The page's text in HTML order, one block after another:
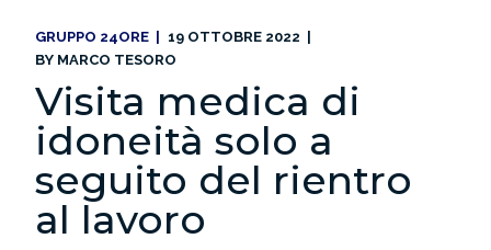
GRUPPO 24ORE
19 OTTOBRE 2022
BY MARCO TESORO
Visita medica di
idoneità solo a
seguito del rientro
al lavoro